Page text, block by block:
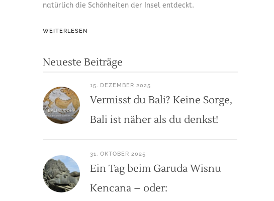
natürlich die Schönheiten der Insel entdeckt.
WEITERLESEN
Neueste Beiträge
15. DEZEMBER 2025
Vermisst du Bali? Keine Sorge,
Bali ist näher als du denkst!
31. OKTOBER 2025
Ein Tag beim Garuda Wisnu
Kencana – oder: